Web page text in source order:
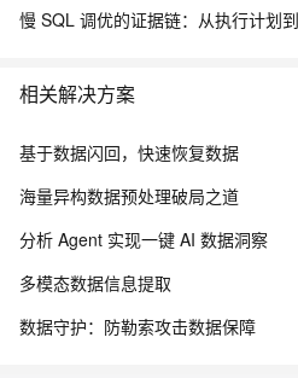
慢 SQL 调优的证据链：从执行计划
相关解决方案
基于数据闪回，快速恢复数据
海量异构数据预处理破局之道
分析 Agent 实现一键 AI 数据洞察
多模态数据信息提取
数据守护：防勒索攻击数据保障